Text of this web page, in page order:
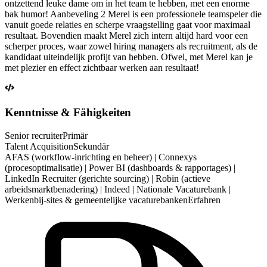
ontzettend leuke dame om in het team te hebben, met een enorme
bak humor! Aanbeveling 2 Merel is een professionele teamspeler die
vanuit goede relaties en scherpe vraagstelling gaat voor maximaal
resultaat. Bovendien maakt Merel zich intern altijd hard voor een
scherper proces, waar zowel hiring managers als recruitment, als de
kandidaat uiteindelijk profijt van hebben. Ofwel, met Merel kan je
met plezier en effect zichtbaar werken aan resultaat!
Kenntnisse & Fähigkeiten
Senior recruiterPrimär
Talent AcquisitionSekundär
AFAS (workflow-inrichting en beheer) | Connexys
(procesoptimalisatie) | Power BI (dashboards & rapportages) |
LinkedIn Recruiter (gerichte sourcing) | Robin (actieve
arbeidsmarktbenadering) | Indeed | Nationale Vacaturebank |
Werkenbij-sites & gemeentelijke vacaturebankenErfahren